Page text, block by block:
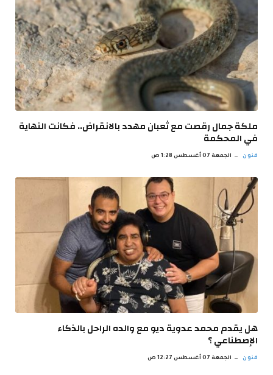
ملكة جمال رقصت مع ثعبان مهدد بالانقراض.. فكانت النهاية
في المحكمة
فنون الجمعة 07 أغسطس 1:28 ص
هل يقدم محمد عدوية ديو مع والده الراحل بالذكاء
الإصطناعي ؟
فنون الجمعة 07 أغسطس 12:27 ص